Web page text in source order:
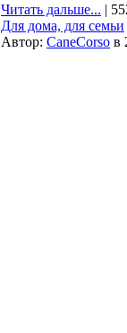
Читать дальше... |
Для дома, для семьи
Автор: CaneCorso в